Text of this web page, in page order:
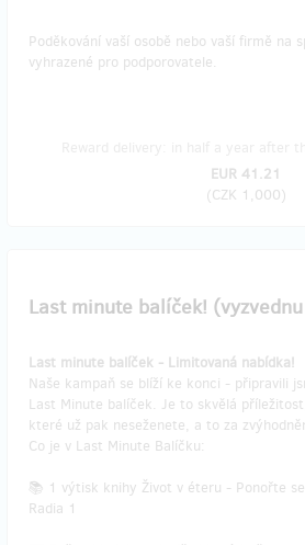
Poděkování vaší osobě nebo vaší firmě na
vyhrazené pro podporovatele.
EUR 41.21
(CZK 1,000)
Last minute balíček!
Last minute balíček - Limitovaná nabídka!
Naše kampaň se blíží ke konci - připravili
Last Minute balíček. Je to skvělá
které už pak neseženete, a to za
Co je v Last Minute Balíčku:
📚 1 výtisk knihy Život v éteru - Ponořte
Radia 1